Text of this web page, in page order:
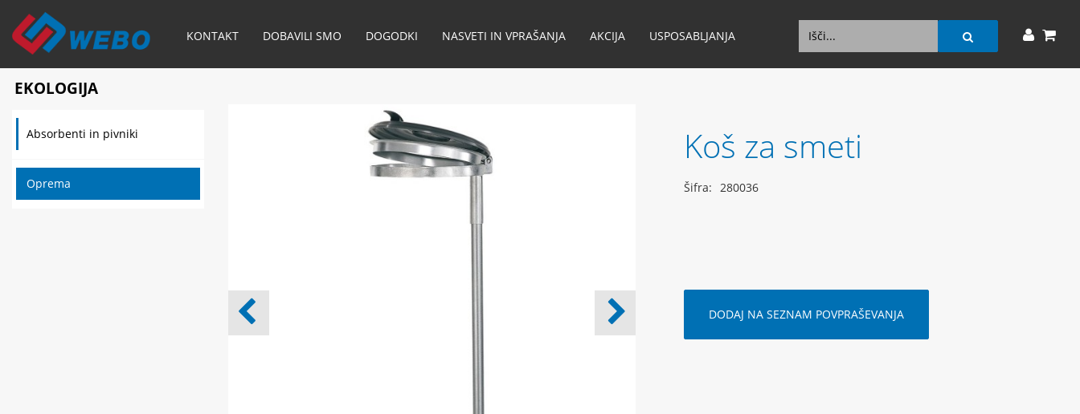
KONTAKT DOBAVILI SMO DOGODKI NASVETI IN VPRAŠANJA AKCIJA USPOSABLJANJA
EKOLOGIJA
Absorbenti in pivniki
Oprema
Koš za smeti
Šifra: 280036
DODAJ NA SEZNAM POVPRAŠEVANJA